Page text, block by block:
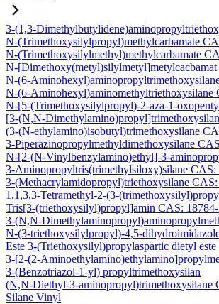
3-(1,3-
N-(Trimethoxysilylpropyl)methylcarbamate
N-(Trimethoxysilylmethyl)methylcarbamate
N-
N-(6-
N-(6-Aminohexyl)aminomethyltriethoxysilane
N-[5-(Trimethoxysilylpropyl)-2-aza-1-
[3-(N,N-
(3-(N-ethylamino)isobutyl)trimethoxysilane
3-Piperazinopropylmethyldimethoxysilane
N-[2-(N-Vinylbenzylamino)ethyl]-3-
3-Aminopropyltris(trimethylsiloxy)silane CAS:
3-(Methacrylamidopropyl)triethoxysilane
1,1,3,3-Tetramethyl-2-(3-
Tris[3-(triethoxysilyl)propyl]amin CAS:
3-(N,N-
N-(3-triethoxysilylpropyl)-4,5-
Este 3-(Triethoxysilyl)propylaspartic dietyl este
3-[2-(2-
3-(Benzotriazol-1-yl) propyltrimethoxysilan
(N,N-Diethyl-3-aminopropyl)trimethoxysilane
Silane Vinyl